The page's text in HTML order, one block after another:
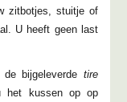
zitbotjes, stuitje of
U heeft geen last
bijgeleverde tire
het kussen op op